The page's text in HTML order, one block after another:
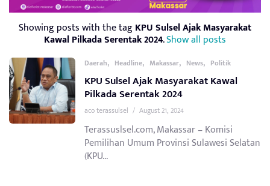
Showing posts with the tagKPU Sulsel Ajak Masyarakat
Kawal Pilkada Serentak 2024.Show all posts
Daerah, Headline, Makassar, News, Politik
KPU Sulsel Ajak Masyarakat Kawal
Pilkada Serentak 2024
aco terassulsel / August 21, 2024
Terassuslsel.com, Makassar – Komisi
Pemilihan Umum Provinsi Sulawesi Selatan
(KPU...